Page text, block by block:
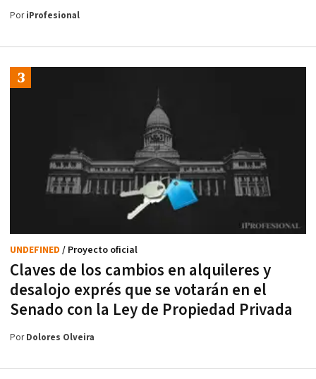
PoriProfesional
Claves de los cambios en alquileres y
desalojo exprés que se votarán en el
Senado con la Ley de Propiedad Privada
UNDEFINED / Proyecto oficial
PorDolores Olveira